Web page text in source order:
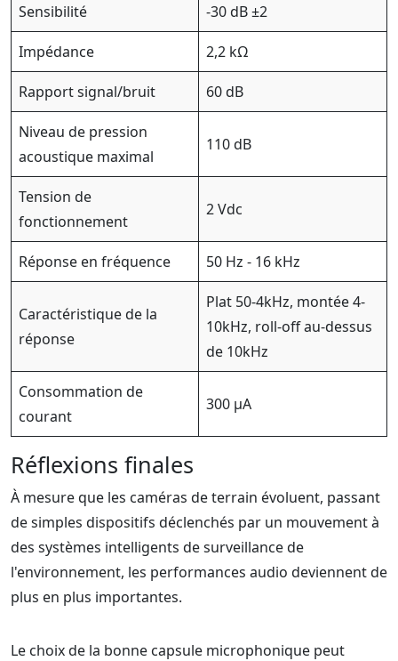
Sensibilité -30 dB ±2
Impédance 2,2 kΩ
Rapport signal/bruit 60 dB
Niveau de pression
acoustique maximal
110 dB
Tension de
fonctionnement
2 Vdc
Réponse en fréquence 50 Hz - 16 kHz
Caractéristique de la
réponse
Plat 50-4kHz, montée 4-
10kHz, roll-off au-dessus
de 10kHz
Consommation de
courant
300 μA
Réflexions finales
À mesure que les caméras de terrain évoluent, passant
de simples dispositifs déclenchés par un mouvement à
des systèmes intelligents de surveillance de
l'environnement, les performances audio deviennent de
plus en plus importantes.
Le choix de la bonne capsule microphonique peut